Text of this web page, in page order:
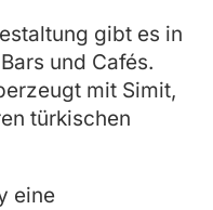
gibt es in
und Cafés.
mit Simit,
türkischen
eine